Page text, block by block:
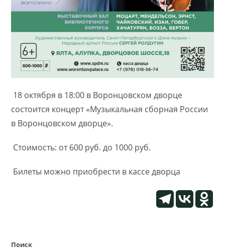
18 октября в 18:00 в Воронцовском дворце
состоится концерт «Музыкальная сборная России
в Воронцовском дворце».
Стоимость: от 600 руб. до 1000 руб.
Билеты можно приобрести в кассе дворца
Поиск